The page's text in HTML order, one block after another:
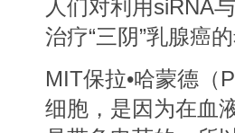
人们对利用siRNA
治疗“三阴”乳腺癌
MIT保拉•哈蒙德（
细胞，是因为在血